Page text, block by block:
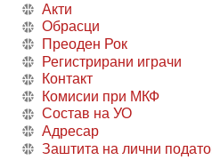
Акти
Обрасци
Преоден Рок
Регистрирани играчи
Контакт
Комисии при МКФ
Состав на УО
Адресар
Заштита на лични